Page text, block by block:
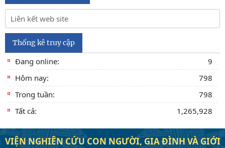
Thống kê truy cập
Đang online:
9
Hôm nay:
798
Trong tuần:
798
Tất cả:
1,265,928
VIỆN NGHIÊN CỨU CON NGƯỜI, GIA ĐÌNH VÀ GIỚI